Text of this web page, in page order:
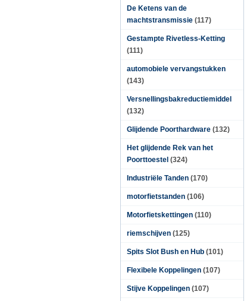
De Ketens van de
machtstransmissie (117)
Gestampte Rivetless-Ketting
(111)
automobiele vervangstukken
(143)
Versnellingsbakreductiemiddel
(132)
Glijdende Poorthardware (132)
Het glijdende Rek van het
Poorttoestel (324)
Industriële Tanden (170)
motorfietstanden (106)
Motorfietskettingen (110)
riemschijven (125)
Spits Slot Bush en Hub (101)
Flexibele Koppelingen (107)
Stijve Koppelingen (107)